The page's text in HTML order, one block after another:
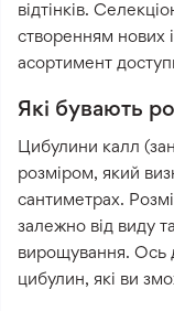
відтінків.
створенням нових
асортимент
Які бувають
Цибулини калл
розміром, який
сантиметрах.
залежно від виду
вирощування. Ось
цибулин, які ви